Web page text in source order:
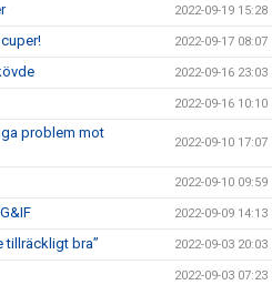
2022-09-19 15:28
2022-09-17 08:07
2022-09-16 23:03
2022-09-16 10:10
problem mot
2022-09-10 17:07
2022-09-10 09:59
2022-09-09 14:13
tillräckligt bra” 2022-09-03 20:03
2022-09-03 07:23